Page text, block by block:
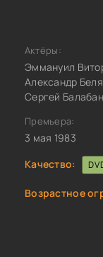
Актёры:
Эммануил
Александр
Сергей
Премьера:
3 мая 1983
Качество:
Возрастное